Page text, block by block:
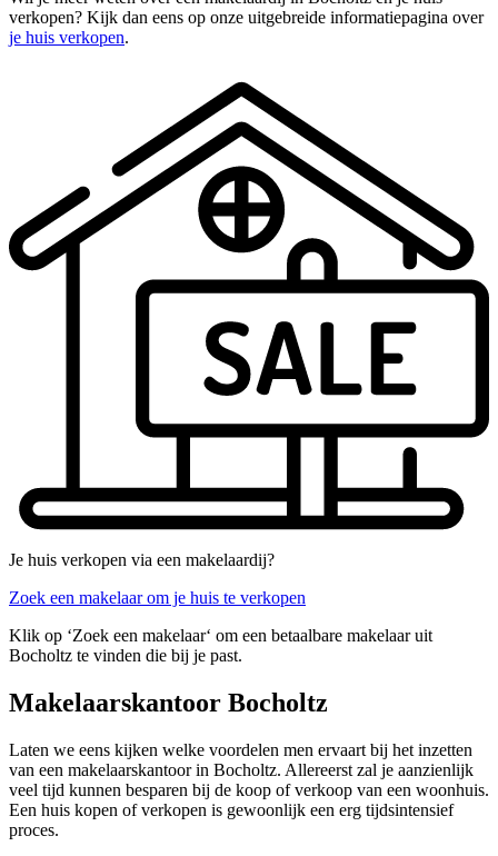
verkopen? Kijk dan eens op onze uitgebreide informatiepagina over
je huis verkopen.
Je huis verkopen via een makelaardij?
Zoek een makelaar om je huis te verkopen
Klik op ‘Zoek een makelaar‘ om een betaalbare makelaar uit
Bocholtz te vinden die bij je past.
Makelaarskantoor Bocholtz
Laten we eens kijken welke voordelen men ervaart bij het inzetten
van een makelaarskantoor in Bocholtz. Allereerst zal je aanzienlijk
veel tijd kunnen besparen bij de koop of verkoop van een woonhuis.
Een huis kopen of verkopen is gewoonlijk een erg tijdsintensief
proces.